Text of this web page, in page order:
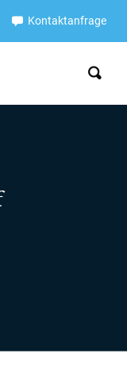
Kontaktanfrage